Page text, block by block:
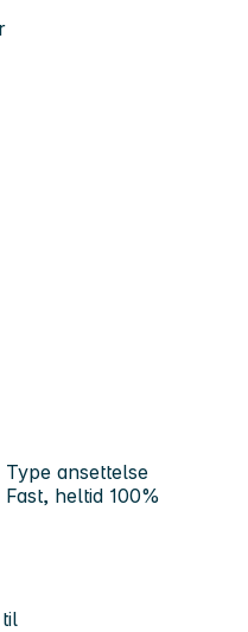
Type ansettelse
Fast, heltid 100%